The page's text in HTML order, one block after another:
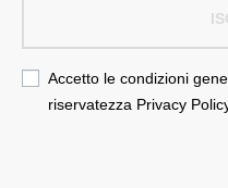
Accetto le condizioni
riservatezza Privacy